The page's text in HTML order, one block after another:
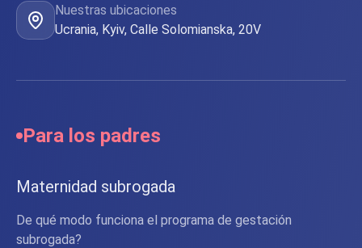
Nuestras ubicaciones
Ucrania, Kyiv, Calle Solomianska, 20V
Para los padres
Maternidad subrogada
De qué modo funciona el programa de gestación
subrogada?